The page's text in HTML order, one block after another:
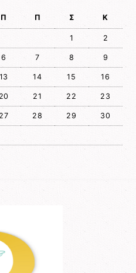
Π Π Σ Κ
1 2
6 7 8 9
13 14 15 16
20 21 22 23
27 28 29 30